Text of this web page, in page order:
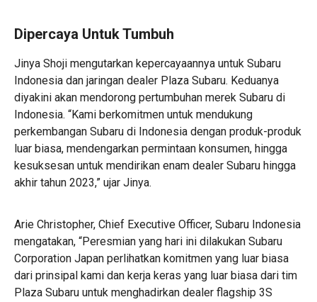
Dipercaya Untuk Tumbuh
Jinya Shoji mengutarkan kepercayaannya untuk Subaru
Indonesia dan jaringan dealer Plaza Subaru. Keduanya
diyakini akan mendorong pertumbuhan merek Subaru di
Indonesia. “Kami berkomitmen untuk mendukung
perkembangan Subaru di Indonesia dengan produk-produk
luar biasa, mendengarkan permintaan konsumen, hingga
kesuksesan untuk mendirikan enam dealer Subaru hingga
akhir tahun 2023,” ujar Jinya.
Arie Christopher, Chief Executive Officer, Subaru Indonesia
mengatakan, “Peresmian yang hari ini dilakukan Subaru
Corporation Japan perlihatkan komitmen yang luar biasa
dari prinsipal kami dan kerja keras yang luar biasa dari tim
Plaza Subaru untuk menghadirkan dealer flagship 3S